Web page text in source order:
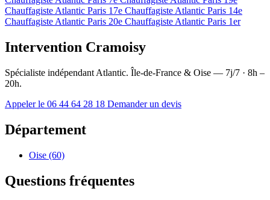
Chauffagiste Atlantic Paris 17e Chauffagiste Atlantic Paris 14e
Chauffagiste Atlantic Paris 20e Chauffagiste Atlantic Paris 1er
Intervention Cramoisy
Spécialiste indépendant Atlantic. Île-de-France & Oise — 7j/7 · 8h –
20h.
Appeler le 06 44 64 28 18 Demander un devis
Département
Oise (60)
Questions fréquentes